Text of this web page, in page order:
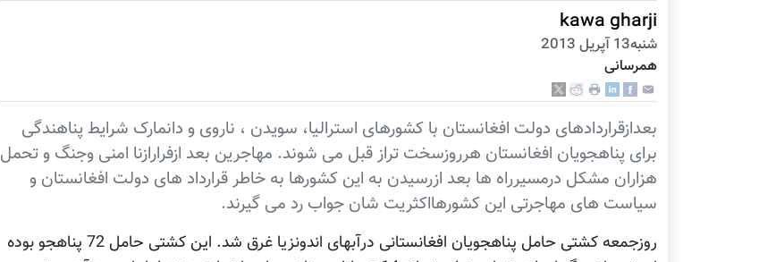
kawa gharji
شنبه13 آپریل 2013
همرسانی
بعدازقراردادهای دولت افغانستان با کشورهای استرالیا، سویدن ، ناروی و دانمارک شرایط پناهندگی
برای پناهجویان افغانستان هرروزسخت تراز قبل می شوند. مهاجرین بعد ازفرارازنا امنی وجنگ و تحمل
هزاران مشکل درمسیرراه ها بعد ازرسیدن به این کشورها به خاطر قرارداد های دولت افغانستان و
سیاست های مهاجرتی این کشورهااکثریت شان جواب رد می گیرند.
روزجمعه کشتی حامل پناهجویان افغانستانی درآبهای اندونزیا غرق شد. این کشتی حامل 72 پناهجو بوده